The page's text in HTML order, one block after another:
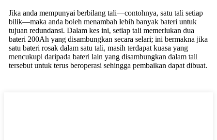
Jika anda mempunyai berbilang tali—contohnya, satu tali setiap
bilik—maka anda boleh menambah lebih banyak bateri untuk
tujuan redundansi. Dalam kes ini, setiap tali memerlukan dua
bateri 200Ah yang disambungkan secara selari; ini bermakna jika
satu bateri rosak dalam satu tali, masih terdapat kuasa yang
mencukupi daripada bateri lain yang disambungkan dalam tali
tersebut untuk terus beroperasi sehingga pembaikan dapat dibuat.